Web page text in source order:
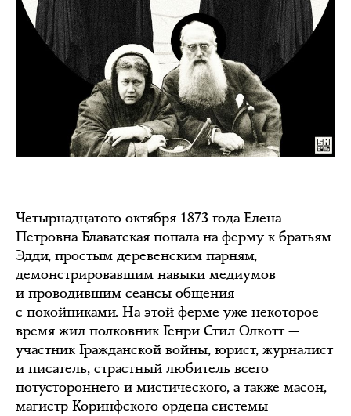
Четырнадцатого октября 1873 года Елена
Петровна Блаватская попала на ферму к братьям
Эдди, простым деревенским парням,
демонстрировавшим навыки медиумов
и проводившим сеансы общения
с покойниками. На этой ферме уже некоторое
время жил полковник Генри Стил Олкотт —
участник Гражданской войны, юрист, журналист
и писатель, страстный любитель всего
потустороннего и мистического, а также масон,
магистр Коринфского ордена системы